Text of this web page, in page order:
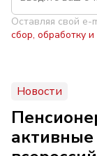
Оставляя свой e-
сбор, обработку
Новости
активные